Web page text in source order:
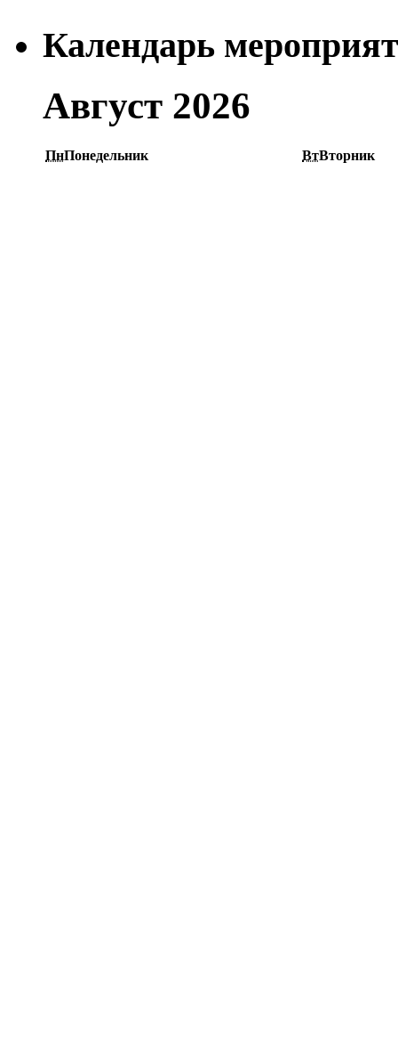
Календарь
Август 2026
ПнПонедельник ВтВторник